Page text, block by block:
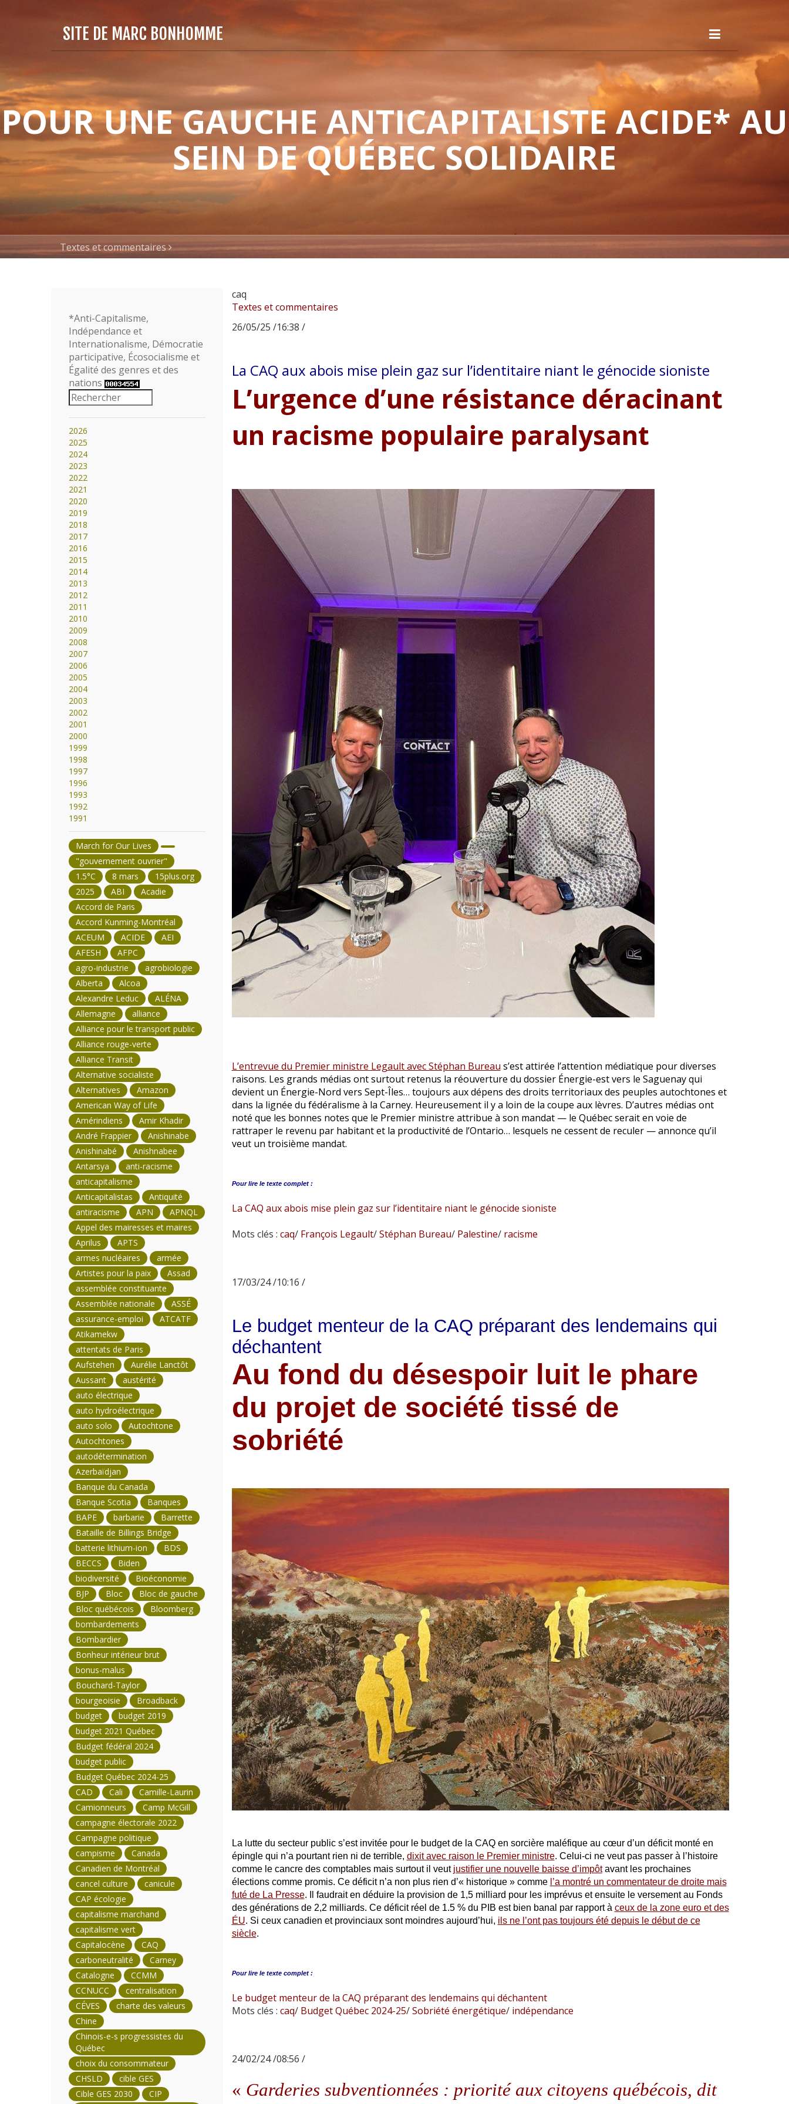
SITE DE MARC BONHOMME
POUR UNE GAUCHE ANTICAPITALISTE ACIDE* AU
SEIN DE QUÉBEC SOLIDAIRE
Textes et commentaires
caq
Textes et commentaires
26/05/25 /16:38 /
La CAQ aux abois mise plein gaz sur l’identitaire niant le génocide sioniste
L’urgence d’une résistance déracinant
un racisme populaire paralysant
L’entrevue du Premier ministre Legault avec Stéphan Bureau s’est attirée l’attention médiatique pour diverses
raisons. Les grands médias ont surtout retenus la réouverture du dossier Énergie-est vers le Saguenay qui
devient un Énergie-Nord vers Sept-Îles… toujours aux dépens des droits territoriaux des peuples autochtones et
dans la lignée du fédéralisme à la Carney. Heureusement il y a loin de la coupe aux lèvres. D’autres médias ont
noté que les bonnes notes que le Premier ministre attribue à son mandat — le Québec serait en voie de
rattraper le revenu par habitant et la productivité de l’Ontario… lesquels ne cessent de reculer — annonce qu’il
veut un troisième mandat.
Pour lire le texte complet :
La CAQ aux abois mise plein gaz sur l’identitaire niant le génocide sioniste
Mots clés : caq/François Legault/Stéphan Bureau/Palestine/racisme
17/03/24 /10:16 /
Le budget menteur de la CAQ préparant des lendemains qui
déchantent
Au fond du désespoir luit le phare
du projet de société tissé de
sobriété
La lutte du secteur public s’est invitée pour le budget de la CAQ en sorcière maléfique au cœur d’un déficit monté en
épingle qui n’a pourtant rien ni de terrible, dixit avec raison le Premier ministre. Celui-ci ne veut pas passer à l’histoire
comme le cancre des comptables mais surtout il veut justifier une nouvelle baisse d’impôtavant les prochaines
élections comme promis. Ce déficit n’a non plus rien d’« historique » comme l’a montré un commentateur de droite mais
futé de La Presse. Il faudrait en déduire la provision de 1,5 milliard pour les imprévus et ensuite le versement au Fonds
des générations de 2,2 milliards. Ce déficit réel de 1.5 % du PIB est bien banal par rapport à ceux de la zone euro et des
ÉU. Si ceux canadien et provinciaux sont moindres aujourd’hui, ils ne l’ont pas toujours été depuis le début de ce
siècle.
Pour lire le texte complet :
Le budget menteur de la CAQ préparant des lendemains qui déchantent
Mots clés : caq/Budget Québec 2024-25/Sobriété énergétique/indépendance
24/02/24 /08:56 /
« Garderies subventionnées : priorité aux citoyens québécois, dit
*Anti-Capitalisme,
Indépendance et
Internationalisme, Démocratie
participative, Écosocialisme et
Égalité des genres et des
nations
2026
2025
2024
2023
2022
2021
2020
2019
2018
2017
2016
2015
2014
2013
2012
2011
2010
2009
2008
2007
2006
2005
2004
2003
2002
2001
2000
1999
1998
1997
1996
1993
1992
1991
March for Our Lives
"gouvernement ouvrier"
1.5°C
8 mars
15plus.org
2025
ABI
Acadie
Accord de Paris
Accord Kunming-Montréal
ACEUM
ACIDE
AEI
AFESH
AFPC
agro-industrie
agrobiologie
Alberta
Alcoa
Alexandre Leduc
ALÉNA
Allemagne
alliance
Alliance pour le transport public
Alliance rouge-verte
Alliance Transit
Alternative socialiste
Alternatives
Amazon
American Way of Life
Amérindiens
Amir Khadir
André Frappier
Anishinabe
Anishinabé
Anishnabee
Antarsya
anti-racisme
anticapitalisme
Anticapitalistas
Antiquité
antiracisme
APN
APNQL
Appel des mairesses et maires
Aprilus
APTS
armes nucléaires
armée
Artistes pour la paix
Assad
assemblée constituante
Assemblée nationale
ASSÉ
assurance-emploi
ATCATF
Atikamekw
attentats de Paris
Aufstehen
Aurélie Lanctôt
Aussant
austérité
auto électrique
auto hydroélectrique
auto solo
Autochtone
Autochtones
autodétermination
Azerbaïdjan
Banque du Canada
Banque Scotia
Banques
BAPE
barbarie
Barrette
Bataille de Billings Bridge
batterie lithium-ion
BDS
BECCS
Biden
biodiversité
Bioéconomie
BJP
Bloc
Bloc de gauche
Bloc québécois
Bloomberg
bombardements
Bombardier
Bonheur intérieur brut
bonus-malus
Bouchard-Taylor
bourgeoisie
Broadback
budget
budget 2019
budget 2021 Québec
Budget fédéral 2024
budget public
Budget Québec 2024-25
CAD
Cali
Camille-Laurin
Camionneurs
Camp McGill
campagne électorale 2022
Campagne politique
campisme
Canada
Canadien de Montréal
cancel culture
canicule
CAP écologie
capitalisme marchand
capitalisme vert
Capitalocène
CAQ
carboneutralité
Carney
Catalogne
CCMM
CCNUCC
centralisation
CÉVES
charte des valeurs
Chine
Chinois-e-s progressistes du
Québec
choix du consommateur
CHSLD
cible GES
Cible GES 2030
CIP